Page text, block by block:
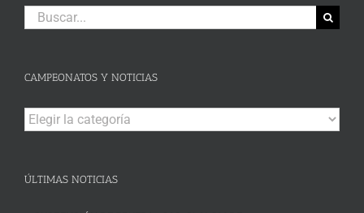
Buscar:
CAMPEONATOS Y NOTICIAS
Campeonatos
y
ÚLTIMAS NOTICIAS